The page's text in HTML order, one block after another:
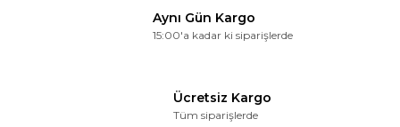
Gönder
Aynı Gün Kargo
15:00'a kadar ki siparişlerde
Ücretsiz Kargo
Tüm siparişlerde